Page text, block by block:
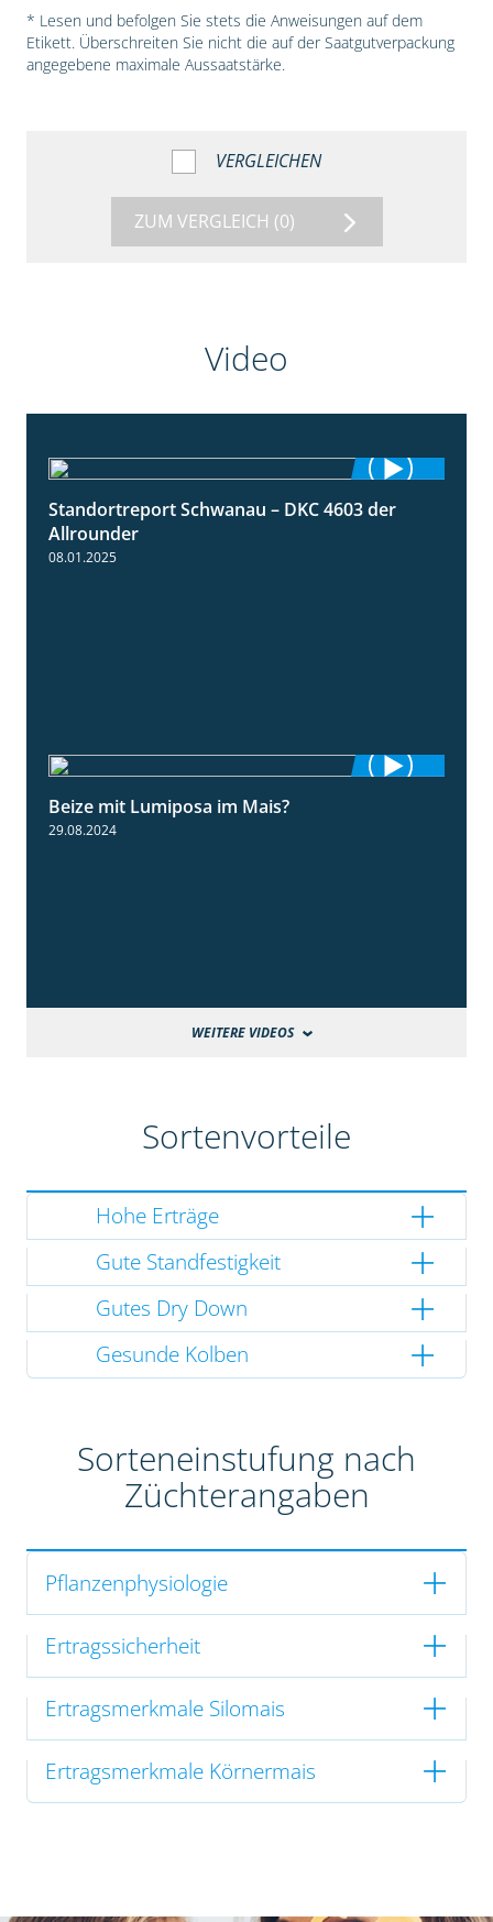
* Lesen und befolgen Sie stets die Anweisungen auf dem
Etikett. Überschreiten Sie nicht die auf der Saatgutverpackung
angegebene maximale Aussaatstärke.
VERGLEICHEN
ZUM VERGLEICH (0)
Video
1:17
Standortreport Schwanau – DKC 4603 der
Allrounder
08.01.2025
Beize mit Lumiposa im Mais?
29.08.2024
WEITERE VIDEOS
Sortenvorteile
Hohe Erträge
Gute Standfestigkeit
Gutes Dry Down
Gesunde Kolben
Sorteneinstufung nach
Züchterangaben
Pflanzenphysiologie
Ertragssicherheit
Ertragsmerkmale Silomais
Ertragsmerkmale Körnermais